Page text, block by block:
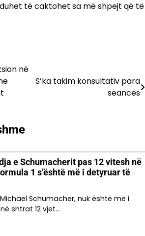
të caktohet sa më shpejt që të
në
S’ka takim konsultativ para
seancës
e Schumacherit pas 12 vitesh në
1 s’është më i detyruar të
Schumacher, nuk është më i
shtrat 12 vjet…